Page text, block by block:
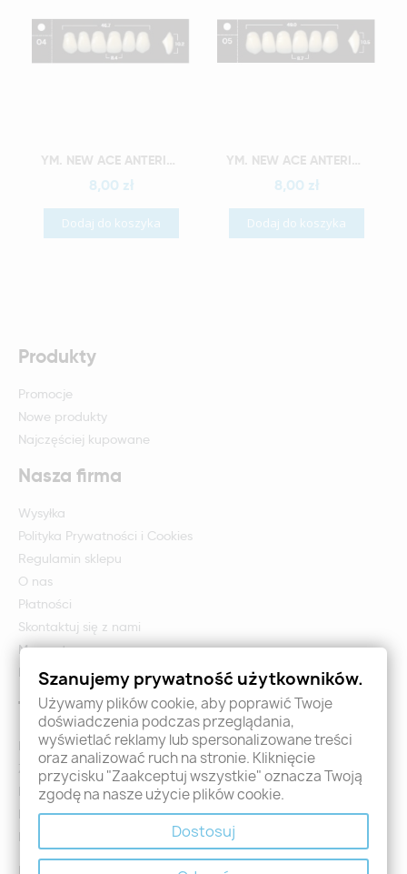
Szybki podgląd YM. NEW ACE ANTERIOR - AKRYLOWE ZĘBY SZTUCZNE - A1-O4
8,00 zł
Dodaj do koszyka
Szybki podgląd YM. NEW ACE ANTERIOR - AKRYLOWE ZĘBY SZTUCZNE - A1-O5
8,00 zł
Dodaj do koszyka
Produkty
Promocje
Nowe produkty
Najczęściej kupowane
Nasza firma
Wysyłka
Polityka Prywatności i Cookies
Regulamin sklepu
O nas
Płatności
Skontaktuj się z nami
Mapa strony
Formularz zwrotu i reklamacji
Twoje konto
Logowanie
Załóż konto - Rejestracja
Moje zamówienia
Promocje
Nowości
Szanujemy prywatność użytkowników.
Używamy plików cookie, aby poprawić Twoje
doświadczenia podczas przeglądania,
wyświetlać reklamy lub spersonalizowane treści
oraz analizować ruch na stronie. Kliknięcie
przycisku "Zaakceptuj wszystkie" oznacza Twoją
zgodę na nasze użycie plików cookie.
Dostosuj